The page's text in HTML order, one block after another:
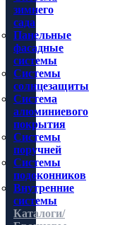
зимнего
сада
Панельные
фасадные
системы
Системы
солнцезащиты
Система
алюминиевого
покрытия
Системы
поручней
Системы
подоконников
Внутренние
системы
Каталоги/